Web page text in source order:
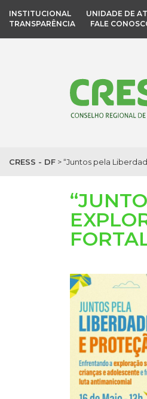
INSTITUCIONAL UNIDADE DE
TRANSPARÊNCIA
FALE
CRESS - DF >“Juntos pela